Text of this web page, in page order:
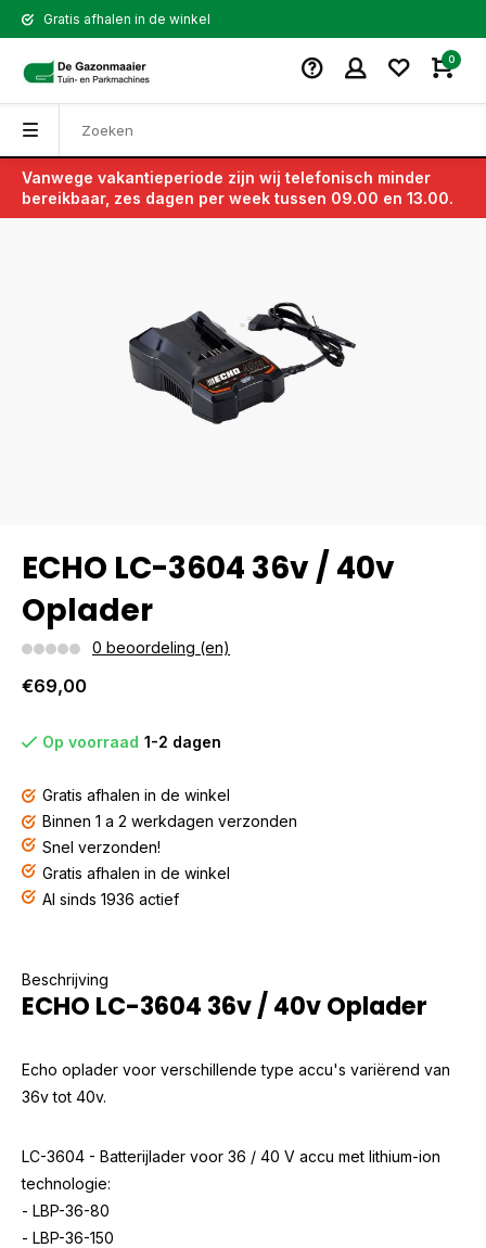
Gratis afhalen in de winkel
0
Vanwege vakantieperiode zijn wij telefonisch minder
bereikbaar, zes dagen per week tussen 09.00 en 13.00.
Terug
ECHO LC-3604 36v / 40v
Oplader
0 beoordeling (en)
€69,00
Op voorraad 1-2 dagen
Gratis afhalen in de winkel
Binnen 1 a 2 werkdagen verzonden
Snel verzonden!
Gratis afhalen in de winkel
Al sinds 1936 actief
Beschrijving
ECHO LC-3604 36v / 40v Oplader
Echo oplader voor verschillende type accu's variërend van
36v tot 40v.
LC-3604 - Batterijlader voor 36 / 40 V accu met lithium-ion
technologie:
- LBP-36-80
- LBP-36-150